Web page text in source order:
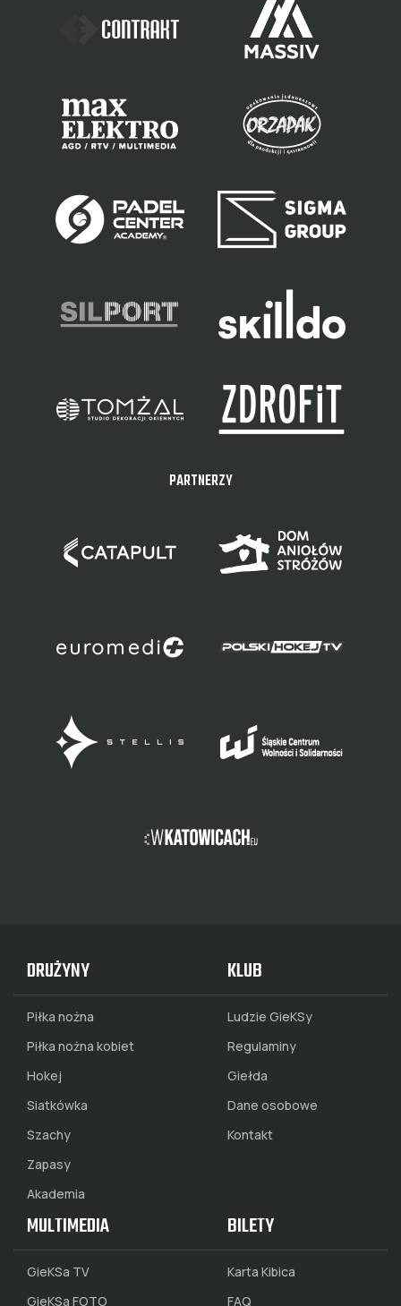
PARTNERZY
DRUŻYNY
Piłka nożna
Piłka nożna kobiet
Hokej
Siatkówka
Szachy
Zapasy
Akademia
KLUB
Ludzie GieKSy
Regulaminy
Giełda
Dane osobowe
Kontakt
MULTIMEDIA
GieKSa TV
GieKSa FOTO
BILETY
Karta Kibica
FAQ